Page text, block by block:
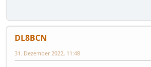
DL8BCN
31. Dezember 2022, 11:48